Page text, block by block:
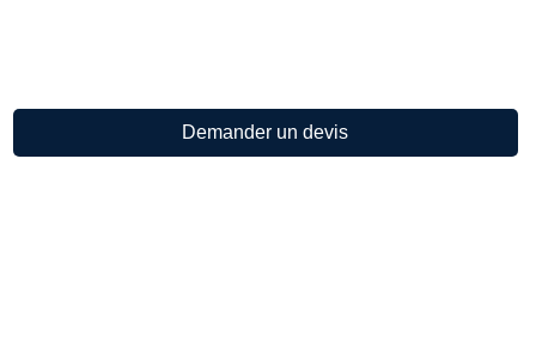
Demander un devis